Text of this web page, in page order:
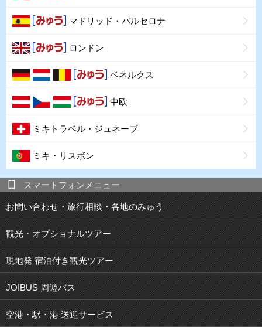
マドリッド・バルセロナ
ロンドン
ベネルクス
中欧
ミキトラベル・ジュネーブ
ミキ・リスボン
スマートフォンメニュー
お問い合わせ・旅行相談・各地のみゅう
観光・オプショナルツアー
現地発 宿泊付き観光ツアー
JOIBUS 周遊バス
空港・駅・港 送迎サービス